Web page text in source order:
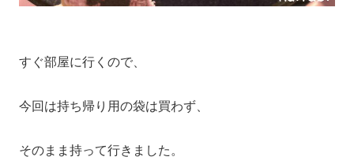
すぐ部屋に行くので、
今回は持ち帰り用の袋は買わず、
そのまま持って行きました。